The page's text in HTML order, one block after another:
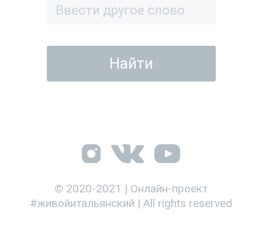
© 2020-2021 | Онлайн-проект
#живойитальянский | All rights reserved